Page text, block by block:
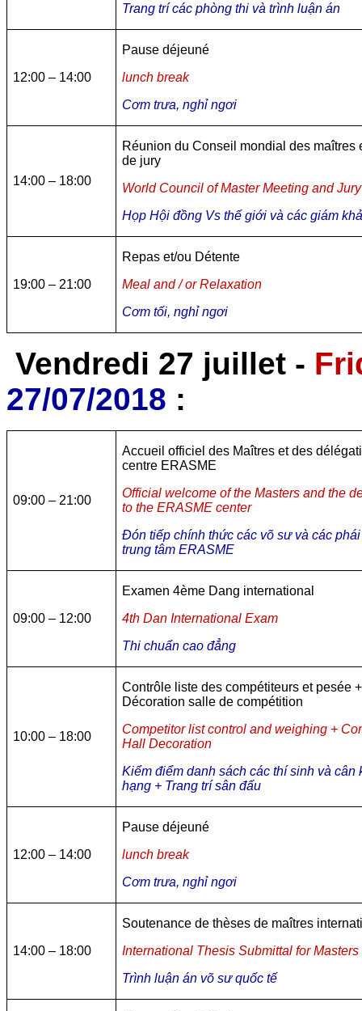
Trang trí các phòng thi và trình luận án
12:00 – 14:00
Pause déjeuné
lunch break
Cơm trưa, nghỉ ngơi
14:00 – 18:00
Réunion du Conseil mondial des maîtres
de jury
World Council of Master Meeting and
Họp Hội đồng Vs thế giới và các giám
19:00 – 21:00
Repas et/ou Détente
Meal and / or Relaxation
Cơm tối, nghỉ ngơi
Vendredi 27 juillet -
27/07/2018 :
09:00 – 21:00
Accueil officiel des Maîtres et des
centre ERASME
Official welcome of the Masters and the
to the ERASME center
Đón tiếp chính thức các võ sư và các
trung tâm ERASME
09:00 – 12:00
Examen 4ème Dang international
4th Dan International Exam
Thi chuẩn cao đẳng
10:00 – 18:00
Contrôle liste des compétiteurs et pesée +
Décoration salle de compétition
Competitor list control and weighing +
Hall Decoration
Kiểm điểm danh sách các thí sinh và cân
hạng + Trang trí sân đấu
12:00 – 14:00
Pause déjeuné
lunch break
Cơm trưa, nghỉ ngơi
14:00 – 18:00
Soutenance de thèses de maîtres
International Thesis Submittal for Masters
Trình luận án võ sư quốc tế